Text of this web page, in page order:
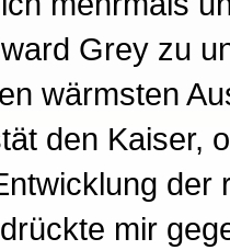
Grey zu
wärmsten
den Kaiser,
mir